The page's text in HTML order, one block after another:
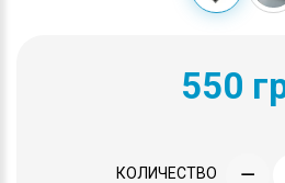
550
КОЛИЧЕСТВО